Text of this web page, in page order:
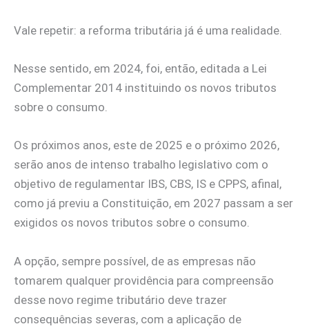
Vale repetir: a reforma tributária já é uma realidade.
Nesse sentido, em 2024, foi, então, editada a Lei
Complementar 2014 instituindo os novos tributos
sobre o consumo.
Os próximos anos, este de 2025 e o próximo 2026,
serão anos de intenso trabalho legislativo com o
objetivo de regulamentar IBS, CBS, IS e CPPS, afinal,
como já previu a Constituição, em 2027 passam a ser
exigidos os novos tributos sobre o consumo.
A opção, sempre possível, de as empresas não
tomarem qualquer providência para compreensão
desse novo regime tributário deve trazer
consequências severas, com a aplicação de